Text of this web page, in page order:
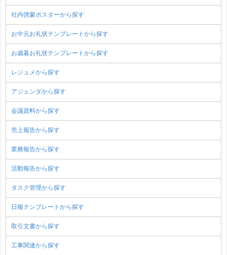
社内啓蒙ポスターから探す
お中元お礼状テンプレートから探す
お歳暮お礼状テンプレートから探す
レジュメから探す
アジェンダから探す
会議資料から探す
売上報告から探す
業務報告から探す
活動報告から探す
タスク管理から探す
日報テンプレートから探す
取引文書から探す
工事関連から探す